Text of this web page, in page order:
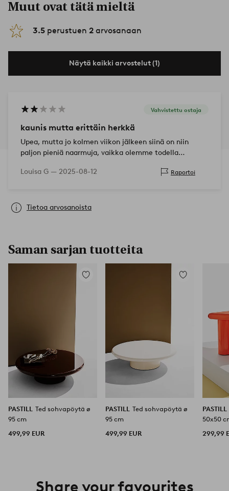
Muut ovat tätä mieltä
3.5 perustuen 2 arvosanaan
Näytä kaikki arvostelut (1)
Vahvistettu ostaja
kaunis mutta erittäin herkkä
Upea, mutta jo kolmen viikon jälkeen siinä on niin
paljon pieniä naarmuja, vaikka olemme todella
Louisa G — 2025-08-12 Raportoi
Tietoa arvosanoista
Saman sarjan tuotteita
Lisää
PASTILL Ted sohvapöytä ø
95 cm
499,99 EUR
Lisää
PASTILL
Ted sohvapöytä ø
95 cm
499,99 EUR
PASTILL
50x50
299,99
Share your favourites